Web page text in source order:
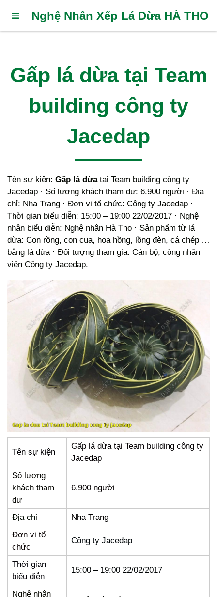
Nghệ Nhân Xếp Lá Dừa HÀ THO
Gấp lá dừa tại Team
building công ty
Jacedap
Tên sự kiện: Gấp lá dừatại Team building công ty
Jacedap · Số lượng khách tham dự: 6.900 người · Địa
chỉ: Nha Trang · Đơn vị tổ chức: Công ty Jacedap ·
Thời gian biểu diễn: 15:00 – 19:00 22/02/2017 · Nghệ
nhân biểu diễn: Nghệ nhân Hà Tho · Sản phẩm từ lá
dừa: Con rồng, con cua, hoa hồng, lồng đèn, cá chép …
bằng lá dừa · Đối tượng tham gia: Cán bộ, công nhân
viên Công ty Jacedap.
Tên sự kiện
Gấp lá dừa tại Team building công ty
Jacedap
Số lượng
khách tham
dự
6.900 người
Địa chỉ
Nha Trang
Đơn vị tổ
chức
Công ty Jacedap
Thời gian
biểu diễn
15:00 – 19:00 22/02/2017
Nghệ nhân